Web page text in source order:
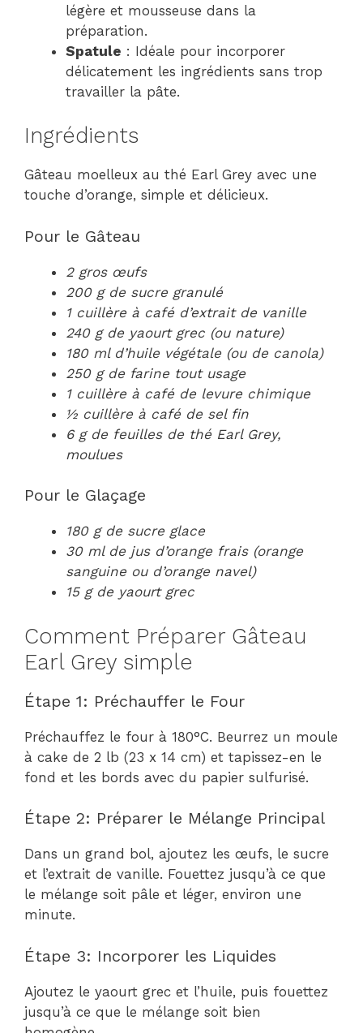
légère et mousseuse dans la
préparation.
Spatule : Idéale pour incorporer
délicatement les ingrédients sans trop
travailler la pâte.
Ingrédients
Gâteau moelleux au thé Earl Grey avec une
touche d’orange, simple et délicieux.
Pour le Gâteau
2 gros œufs
200 g de sucre granulé
1 cuillère à café d’extrait de vanille
240 g de yaourt grec (ou nature)
180 ml d’huile végétale (ou de canola)
250 g de farine tout usage
1 cuillère à café de levure chimique
½ cuillère à café de sel fin
6 g de feuilles de thé Earl Grey,
moulues
Pour le Glaçage
180 g de sucre glace
30 ml de jus d’orange frais (orange
sanguine ou d’orange navel)
15 g de yaourt grec
Comment Préparer Gâteau
Earl Grey simple
Étape 1: Préchauffer le Four
Préchauffez le four à 180°C. Beurrez un moule
à cake de 2 lb (23 x 14 cm) et tapissez-en le
fond et les bords avec du papier sulfurisé.
Étape 2: Préparer le Mélange Principal
Dans un grand bol, ajoutez les œufs, le sucre
et l’extrait de vanille. Fouettez jusqu’à ce que
le mélange soit pâle et léger, environ une
minute.
Étape 3: Incorporer les Liquides
Ajoutez le yaourt grec et l’huile, puis fouettez
jusqu’à ce que le mélange soit bien